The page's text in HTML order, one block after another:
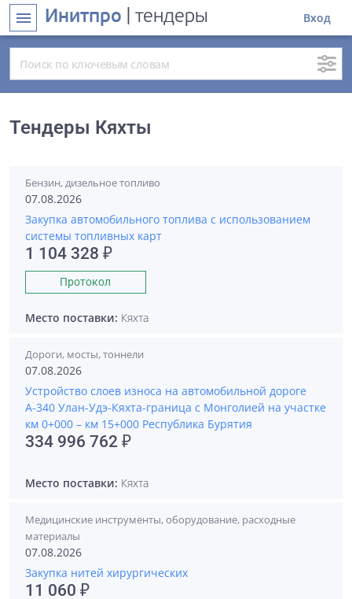
menu Инитпро | тендеры Вход
Тендеры Кяхты
Бензин, дизельное топливо
07.08.2026
Закупка автомобильного топлива с использованием
системы топливных карт
1 104 328 ₽
Протокол
Место поставки: Кяхта
Дороги, мосты, тоннели
07.08.2026
Устройство слоев износа на автомобильной дороге
А-340 Улан-Удэ-Кяхта-граница с Монголией на участке
км 0+000 – км 15+000 Республика Бурятия
334 996 762 ₽
Место поставки: Кяхта
Медицинские инструменты, оборудование, расходные
материалы
07.08.2026
Закупка нитей хирургических
11 060 ₽